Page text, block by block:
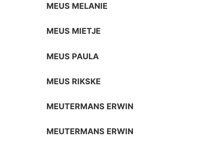
MEUS MELANIE
MEUS MIETJE
MEUS PAULA
MEUS RIKSKE
MEUTERMANS ERWIN
MEUTERMANS ERWIN